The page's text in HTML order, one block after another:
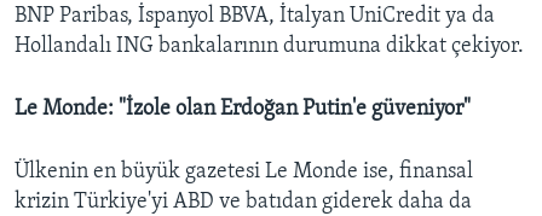
BNP Paribas, İspanyol BBVA, İtalyan UniCredit ya da
Hollandalı ING bankalarının durumuna dikkat çekiyor.
Le Monde: "İzole olan Erdoğan Putin'e güveniyor"
Ülkenin en büyük gazetesi Le Monde ise, finansal
krizin Türkiye'yi ABD ve batıdan giderek daha da